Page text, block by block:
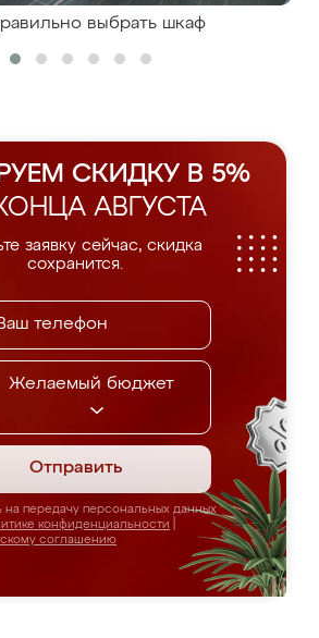
выбрать шкаф
СКИДКУ В 5%
АВГУСТА
заявку сейчас, скидка
сохранится.
Желаемый бюджет
Отправить
передачу персональных данных
конфиденциальности
соглашению